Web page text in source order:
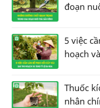
đoạn
5 việc
hoạch
Thuốc
nhân